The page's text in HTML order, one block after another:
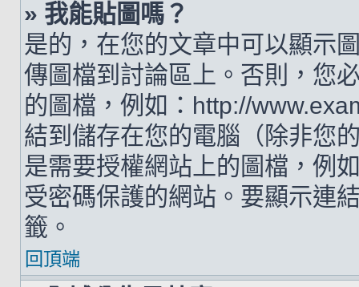
» 我能貼圖嗎？
是的，在您的文章中可以顯示
傳圖檔到討論區上。否則，您
的圖檔，例如：http://
結到儲存在您的電腦（除非您
是需要授權網站上的圖檔，例
受密碼保護的網站。要顯示連
籤。
回頂端